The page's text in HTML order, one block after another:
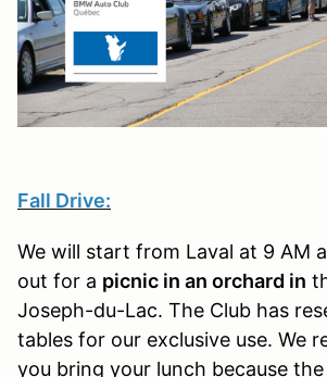
Fall Drive:
We will start from Laval at 9 AM
out for a picnic in an orchard in
Joseph-du-Lac. The Club has
tables for our exclusive use. We
you bring your lunch because